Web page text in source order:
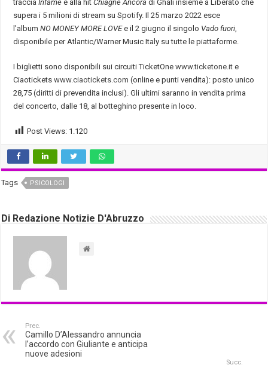
tracciaInfame e alla hitChiagne Ancora di Ghali insieme a Liberato che
supera i 5 milioni di stream su Spotify. Il 25 marzo 2022 esce
l’albumNO MONEY MORE LOVEe il 2 giugno il singolo Vado fuori
disponibile per Atlantic/Warner Music Italy su tutte le piattaforme.
I biglietti sono disponibili sui circuiti TicketOnewww.ticketone.it e
Ciaoticketswww.ciaotickets.com (online e punti vendita): posto unico
28,75 (diritti di prevendita inclusi). Gli ultimi saranno in vendita prima
del concerto, dalle 18, al botteghino presente in loco.
Post Views: 1.120
Tags PSICOLOGI
Di Redazione Notizie D'Abruzzo
Prec.
Camillo D’Alessandro annuncia
l’accordo con Giuliante e anticipa
nuove adesioni
Succ.